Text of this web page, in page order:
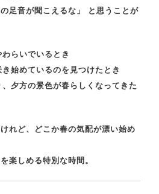
足音が聞こえるな」 と思うことが
らいでいるとき
始めているのを見つけたとき
夕方の景色が春らしくなってきた
れど、どこか春の気配が漂い始め
楽しめる特別な時間。